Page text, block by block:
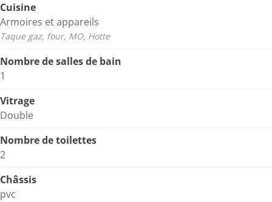
Cuisine
Armoires et appareils
Taque gaz, four, MO, Hotte
Nombre de salles de bain
1
Vitrage
Double
Nombre de toilettes
2
Châssis
pvc